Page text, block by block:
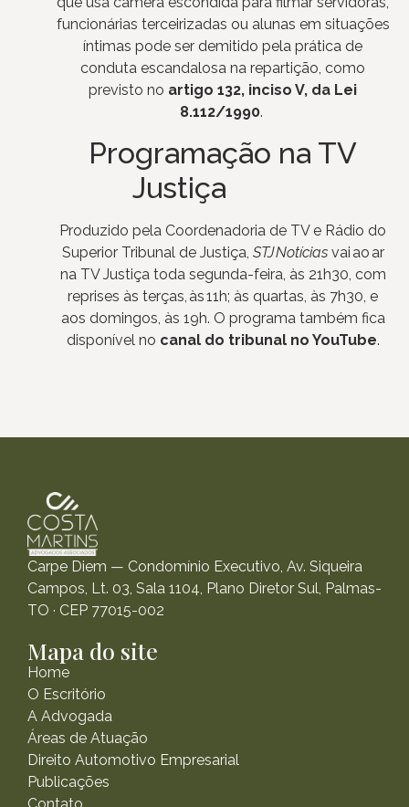
funcionárias terceirizadas ou alunas em situações
íntimas pode ser demitido pela prática de
conduta escandalosa na repartição, como
previsto no artigo 132, inciso V, da Lei
8.112/1990.
Programação na TV
Justiça
Produzido pela Coordenadoria de TV e Rádio do
Superior Tribunal de Justiça, STJ Notíciasvai ao ar
na TV Justiça toda segunda-feira, às 21h30, com
reprises às terças, às 11h; às quartas, às 7h30, e
aos domingos, às 19h. O programa também fica
disponível no canal do tribunal no YouTube.
Carpe Diem — Condomínio Executivo, Av. Siqueira
Campos, Lt. 03, Sala 1104, Plano Diretor Sul, Palmas-
TO · CEP 77015-002
Mapa do site
Home
O Escritório
A Advogada
Áreas de Atuação
Direito Automotivo Empresarial
Publicações